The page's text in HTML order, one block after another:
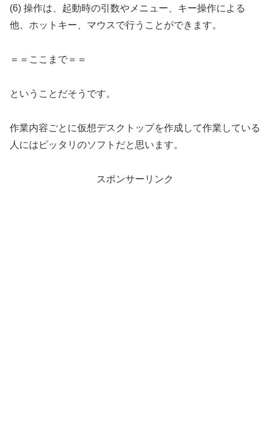
(6) 操作は、起動時の引数やメニュー、キー操作による
他、ホットキー、マウスで行うことができます。
＝＝ここまで＝＝
ということだそうです。
作業内容ごとに仮想デスクトップを作成して作業している
人にはピッタリのソフトだと思います。
スポンサーリンク